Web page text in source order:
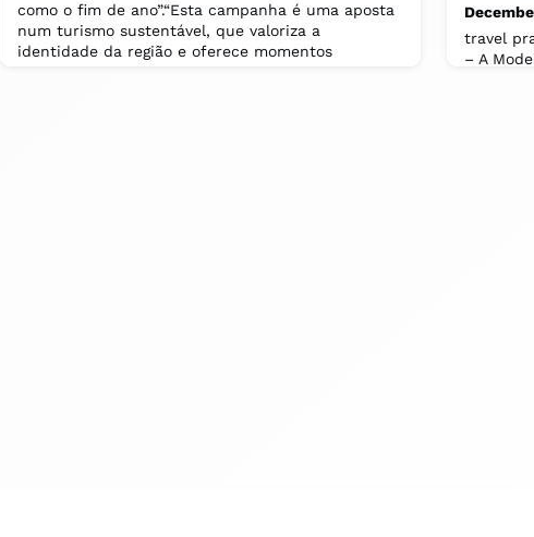
como o fim de ano”.“Esta campanha é uma aposta
num turismo sustentável, que valoriza a
identidade da região e oferece momentos
travel
– A